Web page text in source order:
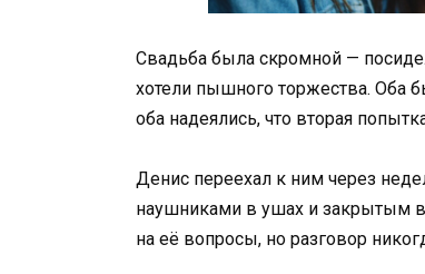
Свадьба была скромной —
хотели пышного торжества. Оба
оба надеялись, что вторая
Денис переехал к ним через
наушниками в ушах и закрытым
на её вопросы, но разговор